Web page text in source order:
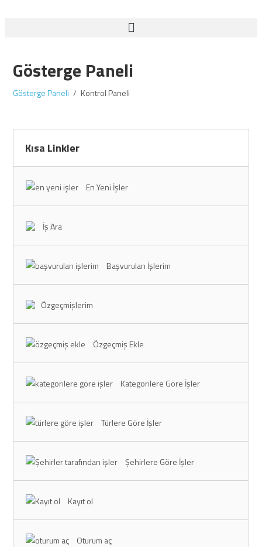
Gösterge Paneli
Gösterge Paneli Kontrol Paneli
Kısa Linkler
En Yeni İşler
İş Ara
Başvurulan İşlerim
Özgeçmişlerim
Özgeçmiş Ekle
Kategorilere Göre İşler
Türlere Göre İşler
Şehirlere Göre İşler
Kayıt ol
Oturum aç